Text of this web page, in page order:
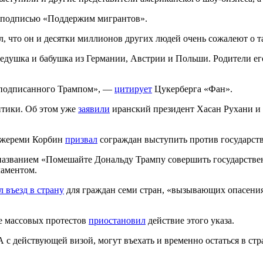
«Поддержим мигрантов».
он и десятки миллионов других людей очень сожалеют о
и бабушка из Германии, Австрии и Польши. Родители
подписанного Трампом», — цитирует Цукерберга «Фан».
Об этом уже заявили иранский президент Хасан Рухани
Корбин призвал сограждан выступить против
«Помешайте Дональду Трампу совершить
въезд в страну для граждан семи стран, «вызывающих
протестов приостановил действие этого указа.
визой, могут въехать и временно остаться в